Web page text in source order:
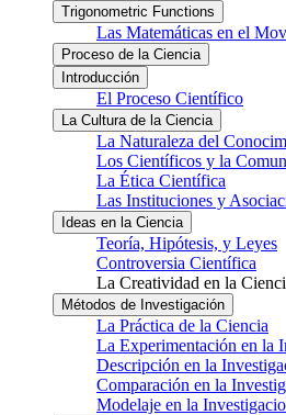
Trigonometric Functions
Las Matemáticas en el
Proceso de la Ciencia
Introducción
El Proceso Científico
La Cultura de la Ciencia
La Naturaleza del
Los Científicos y la
La Ética Científica
Las Instituciones y
Ideas en la Ciencia
Teoría, Hipótesis, y Leyes
Controversia Científica
La Creatividad en la
Métodos de Investigación
La Práctica de la Ciencia
La Experimentación en la
Descripción en la
Comparación en la
Modelaje en la